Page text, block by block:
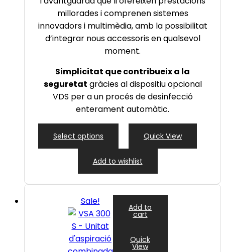
millorades i comprenen sistemes
innovadors i multimèdia, amb la possibilitat
d’integrar nous accessoris en qualsevol
moment.
Simplicitat que contribueix a la
seguretat gràcies al dispositiu opcional
VDS per a un procés de desinfecció
enterament automàtic.
Select options Quick View
Add to wishlist
Sale!
Add to
cart
Quick
View